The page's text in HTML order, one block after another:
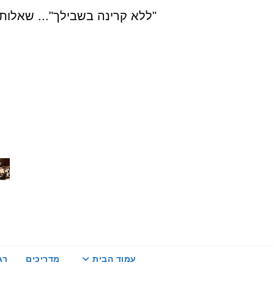
"ללא קרינה בשבילך"... שאלות, הדרכה ויעוץ
עמוד הבית מדריכים